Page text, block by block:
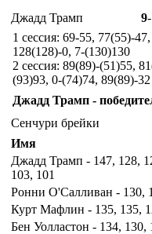
Джадд Трамп
9
1 сессия: 69-55, 77(55)-
128(128)-0, 7-(130)130
2 сессия: 89(89)-(51)55,
(93)93, 0-(74)74, 89(89)-32
Джадд Трамп -
Сенчури брейки
Имя
Джадд Трамп - 147, 128,
103, 101
Ронни О'Салливан - 130,
Курт Мафлин - 135, 135,
Бен Уолластон - 134, 130,